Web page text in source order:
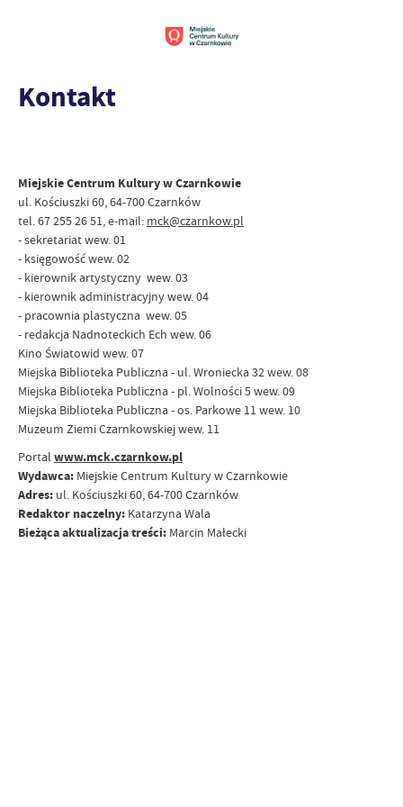
Kontakt
Miejskie Centrum Kultury w Czarnkowie
ul. Kościuszki 60, 64-700 Czarnków
tel. 67 255 26 51, e-mail: mck@czarnkow.pl
- sekretariat wew. 01
- księgowość wew. 02
- kierownik artystyczny wew. 03
- kierownik administracyjny wew. 04
- pracownia plastyczna wew. 05
- redakcja Nadnoteckich Ech wew. 06
Kino Światowid wew. 07
Miejska Biblioteka Publiczna - ul. Wroniecka 32 wew. 08
Miejska Biblioteka Publiczna - pl. Wolności 5 wew. 09
Miejska Biblioteka Publiczna - os. Parkowe 11 wew. 10
Muzeum Ziemi Czarnkowskiej wew. 11
Portal www.mck.czarnkow.pl
Wydawca: Miejskie Centrum Kultury w Czarnkowie
Adres: ul. Kościuszki 60, 64-700 Czarnków
Redaktor naczelny: Katarzyna Wala
Bieżąca aktualizacja treści: Marcin Małecki